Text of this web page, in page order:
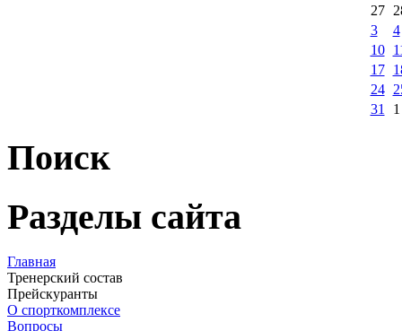
27
3
4
10
17
24
31
1
Поиск
Разделы сайта
Главная
Тренерский состав
Прейскуранты
О спорткомплексе
Вопросы